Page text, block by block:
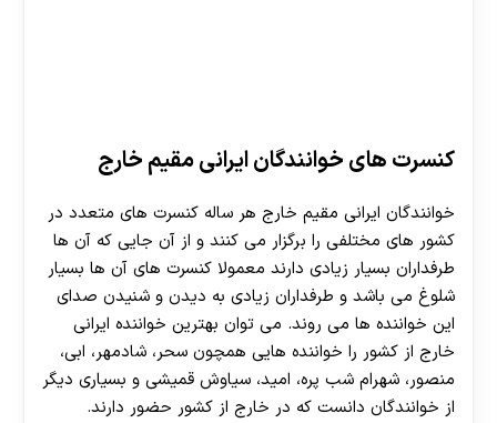
کنسرت های خوانندگان ایرانی مقیم خارج
خوانندگان ایرانی مقیم خارج هر ساله کنسرت های متعدد در
کشور های مختلفی را برگزار می کنند و از آن جایی که آن ها
طرفداران بسیار زیادی دارند معمولا کنسرت های آن ها بسیار
شلوغ می باشد و طرفداران زیادی به دیدن و شنیدن صدای
این خواننده ها می روند. می توان بهترین خواننده ایرانی
خارج از کشور را خواننده هایی همچون سحر، شادمهر، ابی،
منصور، شهرام شب پره، امید، سیاوش قمیشی و بسیاری دیگر
از خوانندگان دانست که در خارج از کشور حضور دارند.